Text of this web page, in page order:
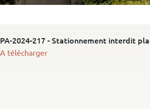
PA-2024-217 - Stationnement interdit
A télécharger